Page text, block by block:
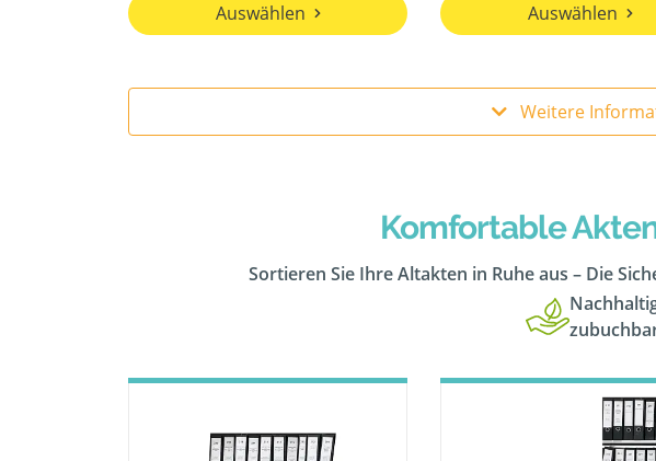
Auswählen Auswählen
Weitere
Komfortable
Sortieren Sie Ihre Altakten in Ruhe aus – Die